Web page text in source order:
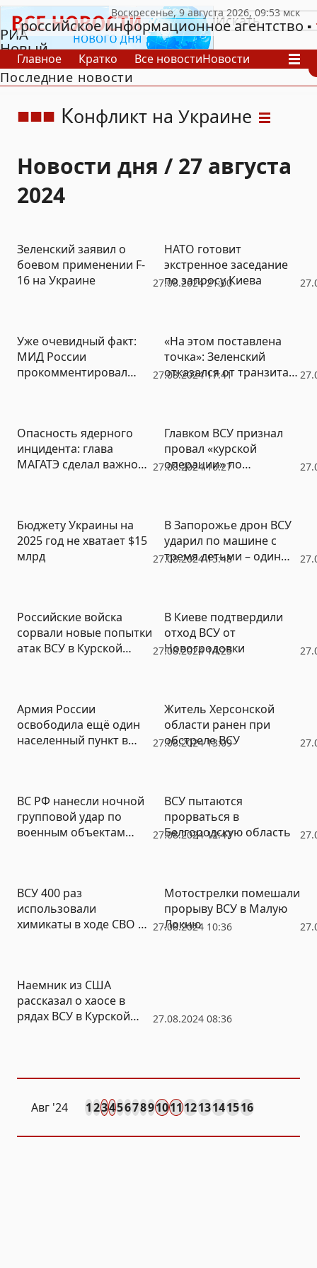
РИА
Новый
День
российское информационное агентство
Главное Кратко Все новостиНовости
В России
В мире
Последние новости
Конфликт на Украине
Новости дня / 27 августа
2024
27.08.2024 21:00
Зеленский заявил о
боевом применении F-
16 на Украине
НАТО готовит
экстренное заседание
по запросу Киева
27.08.2024 17:41
Уже очевидный факт:
МИД России
прокомментировал
«На этом поставлена
точка»: Зеленский
отказался от транзита
27.08.2024 16:27
Опасность ядерного
инцидента: глава
МАГАТЭ сделал важное
Главком ВСУ признал
провал «курской
операции» по
27.08.2024 15:48
Бюджету Украины на
2025 год не хватает $15
млрд
В Запорожье дрон ВСУ
ударил по машине с
тремя детьми – один
27.08.2024 14:25
Российские войска
сорвали новые попытки
атак ВСУ в Курской
В Киеве подтвердили
отход ВСУ от
Новогродовки
27.08.2024 13:09
Армия России
освободила ещё один
населенный пункт в
Житель Херсонской
области ранен при
обстреле ВСУ
27.08.2024 12:47
ВС РФ нанесли ночной
групповой удар по
военным объектам
ВСУ пытаются
прорваться в
Белгородскую область
27.08.2024 10:36
ВСУ 400 раз
использовали
химикаты в ходе СВО и
Мотострелки помешали
прорыву ВСУ в Малую
Локню
27.08.2024 08:36
Наемник из США
рассказал о хаосе в
рядах ВСУ в Курской
Авг '24 12345678910111213141516